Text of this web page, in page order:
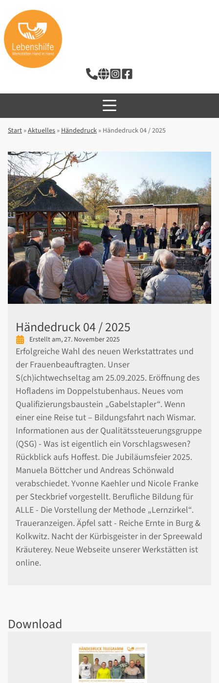
Start »Aktuelles »Händedruck » Händedruck 04 / 2025
Händedruck 04 / 2025
Erstellt am,27. November 2025
Erfolgreiche Wahl des neuen Werkstattrates und
der Frauenbeauftragten. Unser
S(ch)ichtwechseltag am 25.09.2025. Eröffnung des
Hofladens im Doppelstubenhaus. Neues vom
Qualifizierungsbaustein „Gabelstapler“. Wenn
einer eine Reise tut – Bildungsfahrt nach Wismar.
Informationen aus der Qualitätssteuerungsgruppe
(QSG) - Was ist eigentlich ein Vorschlagswesen?
Rückblick aufs Hoffest. Die Jubiläumsfeier 2025.
Manuela Böttcher und Andreas Schönwald
verabschiedet. Yvonne Kaehler und Nicole Franke
per Steckbrief vorgestellt. Berufliche Bildung für
ALLE - Die Vorstellung der Methode „Lernzirkel“.
Traueranzeigen. Äpfel satt - Reiche Ernte in Burg &
Kolkwitz. Nacht der Kürbisgeister in der Spreewald
Kräuterey. Neue Webseite unserer Werkstätten ist
online.
Download